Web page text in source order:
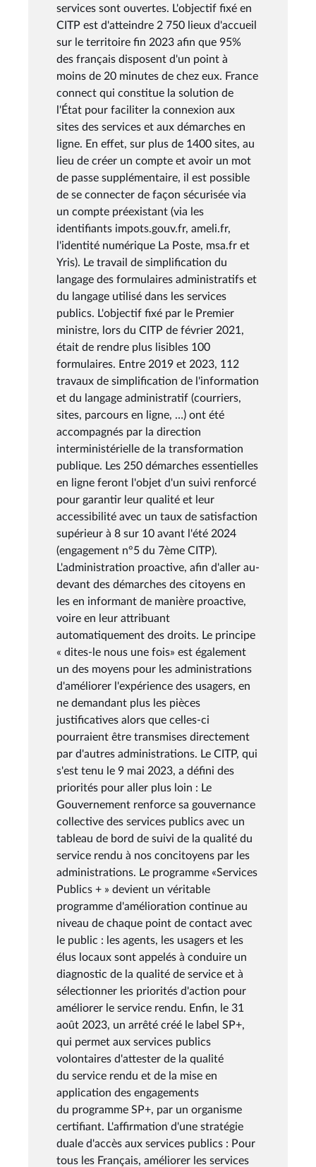
services sont ouvertes. L'objectif fixé en
CITP est d'atteindre 2 750 lieux d'accueil
sur le territoire fin 2023 afin que 95%
des français disposent d'un point à
moins de 20 minutes de chez eux. France
connect qui constitue la solution de
l'État pour faciliter la connexion aux
sites des services et aux démarches en
ligne. En effet, sur plus de 1400 sites, au
lieu de créer un compte et avoir un mot
de passe supplémentaire, il est possible
de se connecter de façon sécurisée via
un compte préexistant (via les
identifiants impots.gouv.fr, ameli.fr,
l'identité numérique La Poste, msa.fr et
Yris). Le travail de simplification du
langage des formulaires administratifs et
du langage utilisé dans les services
publics. L'objectif fixé par le Premier
ministre, lors du CITP de février 2021,
était de rendre plus lisibles 100
formulaires. Entre 2019 et 2023, 112
travaux de simplification de l'information
et du langage administratif (courriers,
sites, parcours en ligne, …) ont été
accompagnés par la direction
interministérielle de la transformation
publique. Les 250 démarches essentielles
en ligne feront l'objet d'un suivi renforcé
pour garantir leur qualité et leur
accessibilité avec un taux de satisfaction
supérieur à 8 sur 10 avant l'été 2024
(engagement n°5 du 7ème CITP).
L'administration proactive, afin d'aller au-
devant des démarches des citoyens en
les en informant de manière proactive,
voire en leur attribuant
automatiquement des droits. Le principe
« dites-le nous une fois» est également
un des moyens pour les administrations
d'améliorer l'expérience des usagers, en
ne demandant plus les pièces
justificatives alors que celles-ci
pourraient être transmises directement
par d'autres administrations. Le CITP, qui
s'est tenu le 9 mai 2023, a défini des
priorités pour aller plus loin : Le
Gouvernement renforce sa gouvernance
collective des services publics avec un
tableau de bord de suivi de la qualité du
service rendu à nos concitoyens par les
administrations. Le programme «Services
Publics + » devient un véritable
programme d'amélioration continue au
niveau de chaque point de contact avec
le public : les agents, les usagers et les
élus locaux sont appelés à conduire un
diagnostic de la qualité de service et à
sélectionner les priorités d'action pour
améliorer le service rendu. Enfin, le 31
août 2023, un arrêté créé le label SP+,
qui permet aux services publics
volontaires d'attester de la qualité
du service rendu et de la mise en
application des engagements
du programme SP+, par un organisme
certifiant. L'affirmation d'une stratégie
duale d'accès aux services publics : Pour
tous les Français, améliorer les services